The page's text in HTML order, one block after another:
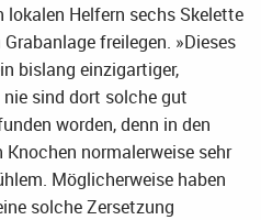
Helfern sechs Skelette
freilegen. »Dieses
bislang einzigartiger,
sind dort solche gut
worden, denn in den
normalerweise sehr
Möglicherweise haben
solche Zersetzung